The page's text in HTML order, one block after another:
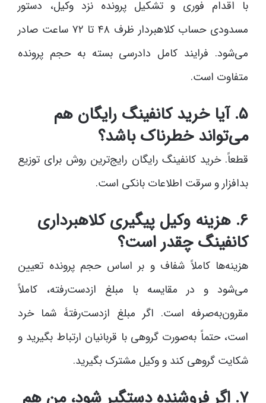
با اقدام فوری و تشکیل پرونده نزد وکیل، دستور
مسدودی حساب کلاهبردار ظرف ۴۸ تا ۷۲ ساعت صادر
می‌شود. فرایند کامل دادرسی بسته به حجم پرونده
متفاوت است.
۵. آیا خرید کانفینگ رایگان هم
می‌تواند خطرناک باشد؟
قطعاً. خرید کانفینگ رایگان رایج‌ترین روش برای توزیع
بدافزار و سرقت اطلاعات بانکی است.
۶. هزینه وکیل پیگیری کلاهبرداری
کانفینگ چقدر است؟
هزینه‌ها کاملاً شفاف و بر اساس حجم پرونده تعیین
می‌شود و در مقایسه با مبلغ ازدست‌رفته، کاملاً
مقرون‌به‌صرفه است. اگر مبلغ ازدست‌رفتۀ شما خرد
است، حتماً به‌صورت گروهی با قربانیان ارتباط بگیرید و
شکایت گروهی کند و وکیل مشترک بگیرید.